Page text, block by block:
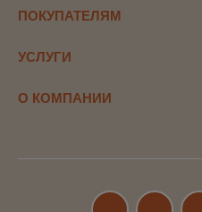
ПОКУПАТЕЛЯМ
УСЛУГИ
О КОМПАНИИ